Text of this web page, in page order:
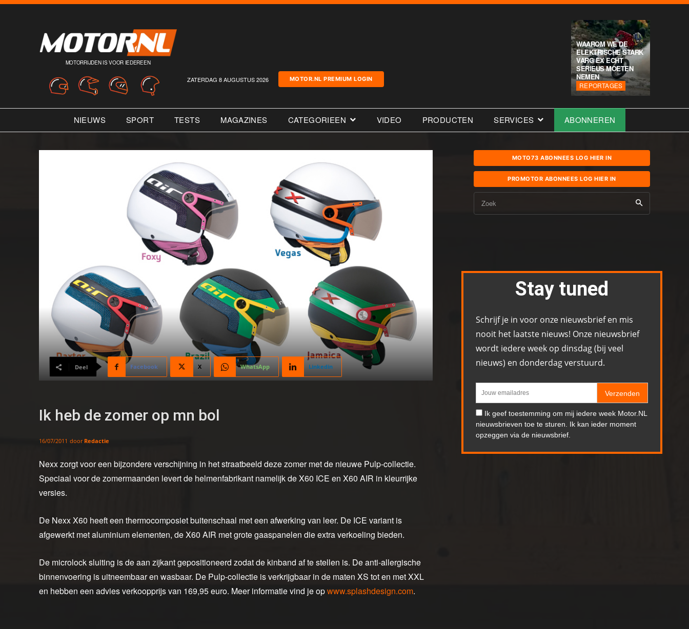
MOTORRIJDEN IS VOOR IEDEREEN
ZATERDAG 8 AUGUSTUS 2026 MOTOR.NL PREMIUM LOGIN
WAAROM WE DE
ELEKTRISCHE STARK
VARG EX ECHT
SERIEUS MOETEN
NEMEN
REPORTAGES
NIEUWS SPORT TESTS MAGAZINES CATEGORIEEN VIDEO PRODUCTEN SERVICES ABONNEREN
Deel Facebook X WhatsApp Linkedin
Ik heb de zomer op mn bol
16/07/2011 door Redactie
Nexx zorgt voor een bijzondere verschijning in het straatbeeld deze zomer met de nieuwe Pulp-collectie.
Speciaal voor de zomermaanden levert de helmenfabrikant namelijk de X60 ICE en X60 AIR in kleurrijke
versies.
De Nexx X60 heeft een thermocomposiet buitenschaal met een afwerking van leer. De ICE variant is
afgewerkt met aluminium elementen, de X60 AIR met grote gaaspanelen die extra verkoeling bieden.
De microlock sluiting is de aan zijkant gepositioneerd zodat de kinband af te stellen is. De anti-allergische
binnenvoering is uitneembaar en wasbaar. De Pulp-collectie is verkrijgbaar in de maten XS tot en met XXL
en hebben een advies verkoopprijs van 169,95 euro. Meer informatie vind je opwww.splashdesign.com.
MOTO73 ABONNEES LOG HIER IN
PROMOTOR ABONNEES LOG HIER IN
Zoek
Stay tuned
Schrijf je in voor onze nieuwsbrief en mis
nooit het laatste nieuws! Onze nieuwsbrief
wordt iedere week op dinsdag (bij veel
nieuws) en donderdag verstuurd.
Verzenden
Ik geef toestemming om mij iedere week Motor.NL
nieuwsbrieven toe te sturen. Ik kan ieder moment
opzeggen via de nieuwsbrief.